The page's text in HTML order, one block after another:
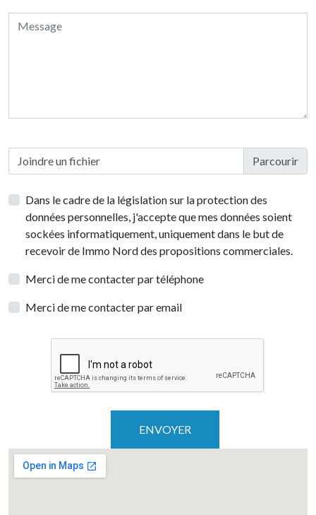
Joindre un fichier
Dans le cadre de la législation sur la protection des
données personnelles, j'accepte que mes données soient
sockées informatiquement, uniquement dans le but de
recevoir de Immo Nord des propositions commerciales.
Merci de me contacter par téléphone
Merci de me contacter par email